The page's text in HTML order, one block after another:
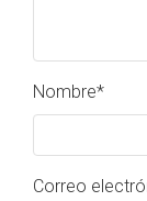
Nombre*
Correo